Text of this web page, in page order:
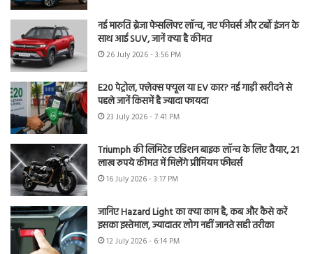
नई मारुति ब्रेजा फेसलिफ्ट लॉन्च, नए फीचर्स और टर्बो इंजन के
साथ आई SUV, जानें क्या है कीमत
26 July 2026 - 3:56 PM
E20 पेट्रोल, फ्लेक्स फ्यूल या EV कार? नई गाड़ी खरीदने से
पहले जानें किसमें है ज्यादा फायदा
23 July 2026 - 7:41 PM
Triumph की लिमिटेड एडिशन बाइक लॉन्च के लिए तैयार, 21
लाख रुपये कीमत में मिलेंगे प्रीमियम फीचर्स
16 July 2026 - 3:17 PM
जानिए Hazard Light का क्या काम है, कब और कैसे करें
इसका इस्तेमाल, ज्यादातर लोग नहीं जानते सही तरीका
12 July 2026 - 6:14 PM